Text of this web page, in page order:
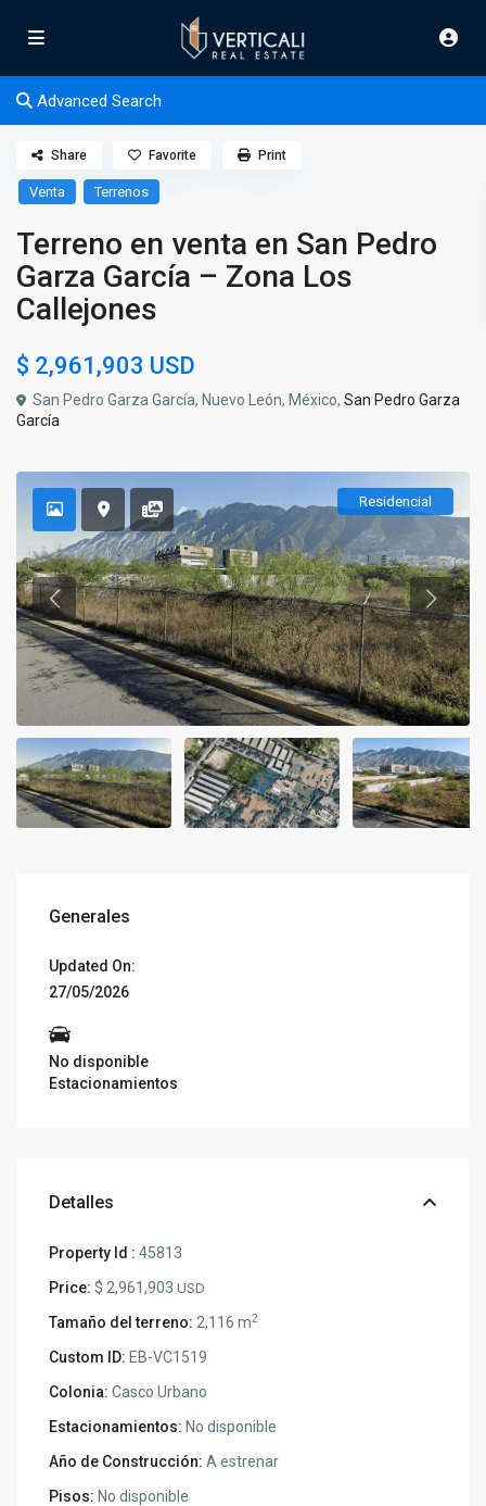
Advanced Search
Venta Terrenos
Terreno en venta en San Pedro
Garza García – Zona Los
Callejones
$ 2,961,903 USD
San Pedro Garza García, Nuevo León, México,San Pedro Garza
García
Share Favorite Print
Residencial
Generales
Updated On:
27/05/2026
No disponible
Estacionamientos
Detalles
Property Id : 45813
Price: $ 2,961,903USD
Tamaño del terreno: 2,116 m2
Custom ID: EB-VC1519
Colonia: Casco Urbano
Estacionamientos: No disponible
Año de Construcción: A estrenar
Pisos: No disponible